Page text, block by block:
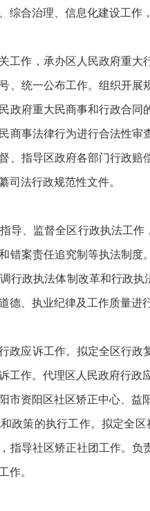
综合治理、信息化建设工作
工作，承办区人民政府重
、统一公布工作。组织开
政府重大民商事和行政合
商事法律行为进行合法性
、指导区政府各部门行政
法行政规范性文件。
导、监督全区行政执法工
错案责任追究制等执法制
行政执法体制改革和行政
德、执业纪律及工作质量进
政应诉工作。拟定全区行政
工作。代理区人民政府行政
市资阳区社区矫正中心、益
政策的执行工作。拟定全
指导社区矫正社团工作。
。